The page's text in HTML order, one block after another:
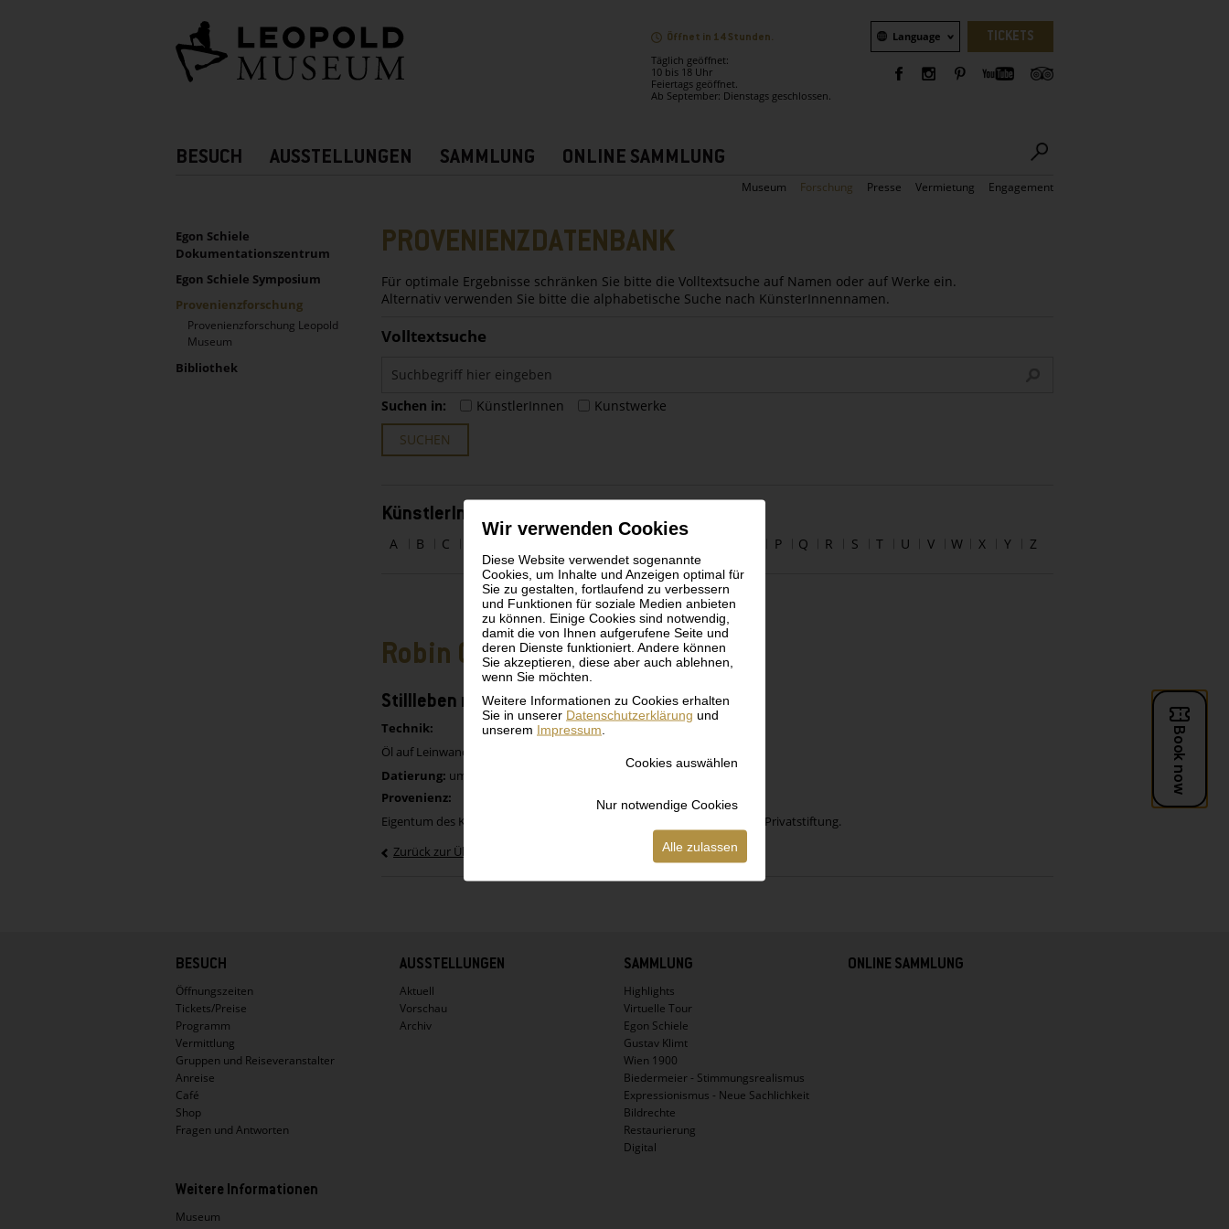
Wir verwenden Cookies
Diese Website verwendet sogenannte
Cookies, um Inhalte und Anzeigen optimal für
Sie zu gestalten, fortlaufend zu verbessern
und Funktionen für soziale Medien anbieten
zu können. Einige Cookies sind notwendig,
damit die von Ihnen aufgerufene Seite und
deren Dienste funktioniert. Andere können
Sie akzeptieren, diese aber auch ablehnen,
wenn Sie möchten.
Weitere Informationen zu Cookies erhalten
Sie in unserer Datenschutzerklärung und
unserem Impressum
Cookies auswählen
Nur notwendige Cookies
Alle zulassen
Öffnet in 14 Stunden.
Täglich geöffnet:
10 bis 18 Uhr
Feiertags geöffnet.
Ab September: Dienstags geschlossen.
Sprachauswahl
Language TICKETS
Hauptnavigation
BESUCH AUSSTELLUNGEN SAMMLUNG ONLINE SAMMLUNG
Museum Forschung Presse Vermietung Engagement
Sidebar
UNTERNAVIGATION
Egon Schiele
Dokumentationszentrum
Egon Schiele Symposium
Provenienzforschung
Provenienzforschung Leopold
Museum
Bibliothek
PROVENIENZDATENBANK
Für optimale Ergebnisse schränken Sie bitte die Volltextsuche auf Namen oder auf Werke ein.
Alternativ verwenden Sie bitte die alphabetische Suche nach KünsterInnennamen.
Volltextsuche
Suchen in: KünstlerInnen
Kunstwerke
SUCHEN
KünstlerInnen alphabetisch
A B C P Q R S T U V W X Y Z
Robin Christian Andersen
Stillleben mit blauer Flasche
Technik:
Öl auf Leinwand
Datierung: um 1930
Provenienz:
Eigentum des Künstlers; Rudolf Leopold, Wien; 1994 Leopold Museum-Privatstiftung.
Zurück zur Übersicht
BESUCH
Öffnungszeiten
Tickets/Preise
Programm
Vermittlung
Gruppen und Reiseveranstalter
Anreise
Café
Shop
Fragen und Antworten
AUSSTELLUNGEN
Aktuell
Vorschau
Archiv
SAMMLUNG
Highlights
Virtuelle Tour
Egon Schiele
Gustav Klimt
Wien 1900
Biedermeier - Stimmungsrealismus
Expressionismus - Neue Sachlichkeit
Bildrechte
Restaurierung
Digital
ONLINE SAMMLUNG
Weitere Informationen
Museum